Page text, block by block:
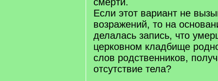
Если этот вариант не
возражений, то на
делалась запись, что
церковном кладбище
слов родственников,
отсутствие тела?